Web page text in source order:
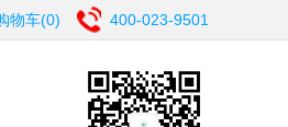
400-023-9501
物车(0)